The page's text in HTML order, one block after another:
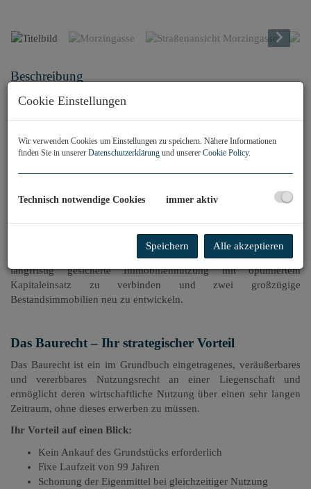
Beschreibung
Zwei attraktive Baurechtsliegenschaften mit
Nachhaltig investieren – Liquidität schonen –
2.100 m² Nutzflächein attraktiver Lage, welche im Rahmen eines
vergeben werden. Dieses Modell
eröffnet Investoren und institutionellen Nutzern die Möglichkeit,
langfristig gesicherte Immobiliennutzung mit optimiertem
Kapitaleinsatz zu verbinden und zwei großzügige
Bestandsimmobilien neu zu entwickeln.
Das Baurecht – Ihr strategischer Vorteil
Das Baurecht ist ein im Grundbuch eingetragenes, veräußerbares
und vererbbares Nutzungsrecht an einer Liegenschaft und
ermöglicht deren wirtschaftliche Nutzung über einen sehr langen
Zeitraum, ohne dieses erwerben zu müssen.
Ihr Vorteil auf einen Blick:
Kein Ankauf des Grundstücks erforderlich
Fixe Laufzeit von 99 Jahren
Schonung der Eigenmittel bei gleichzeitiger Nutzung
Cookie Einstellungen
Wir verwenden Cookies um Einstellungen zu speichern. Nähere Informationen
finden Sie in unserer Datenschutzerklärung und unserer Cookie Policy.
Technisch notwendige Cookies immer aktiv
Speichern Alle akzeptieren